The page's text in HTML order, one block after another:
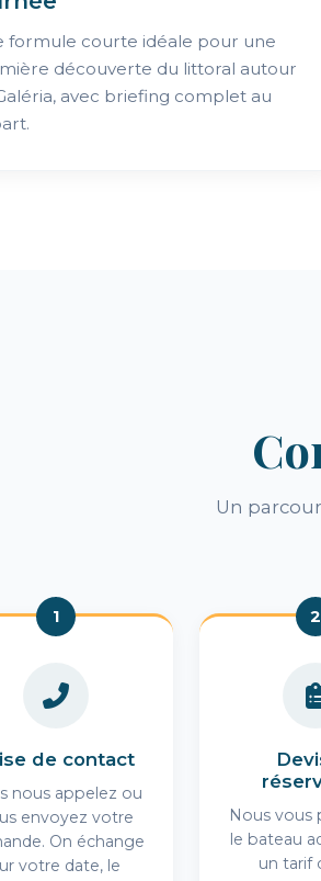
formule courte idéale pour une
découverte du littoral autour
avec briefing complet au
Un
1
de contact
nous appelez ou
envoyez votre
On échange
votre date, le
2
Nous vous
le bateau
un tarif